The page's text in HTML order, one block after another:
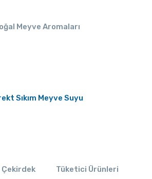
Meyve Aromaları
Sıkım Meyve Suyu
Tüketici Ürünleri